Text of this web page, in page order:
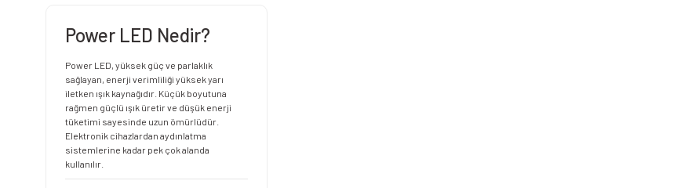
Power LED Nedir?
Power LED, yüksek güç ve parlaklık
sağlayan, enerji verimliliği yüksek yarı
iletken ışık kaynağıdır. Küçük boyutuna
rağmen güçlü ışık üretir ve düşük enerji
tüketimi sayesinde uzun ömürlüdür.
Elektronik cihazlardan aydınlatma
sistemlerine kadar pek çok alanda
kullanılır.